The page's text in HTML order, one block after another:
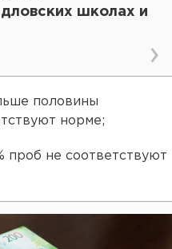
школах и
половины
норме;
проб не соответствуют